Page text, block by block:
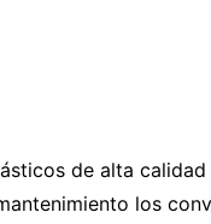
de alta
los